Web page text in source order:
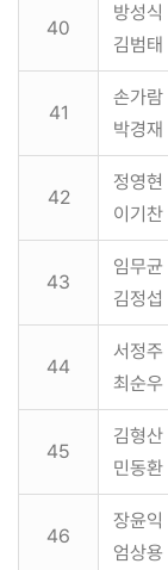
40
방성식
김범태
41
손가람
박경재
42
정영현
이기찬
43
임무균
김정섭
44
서정주
최순우
45
김형산
민동환
46
장윤익
엄상용